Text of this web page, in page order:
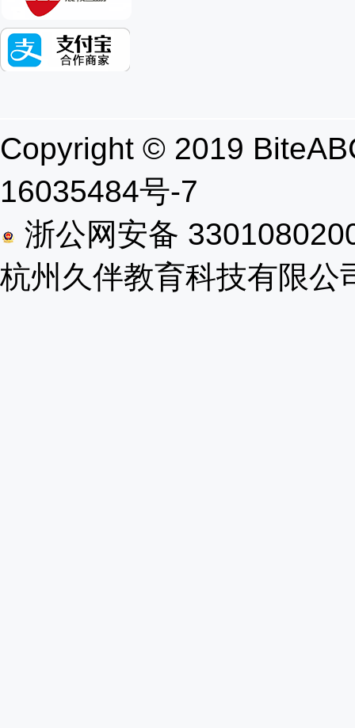
Copyright © 2019
16035484号-7
浙公网安备
杭州久伴教育科技有限公